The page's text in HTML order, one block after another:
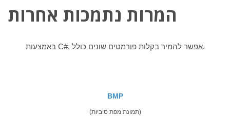
המרות נתמכות אחרות
באמצעות C#, אפשר להמיר בקלות פורמטים שונים כולל.
BMP
(תמונת מפת סיביות)